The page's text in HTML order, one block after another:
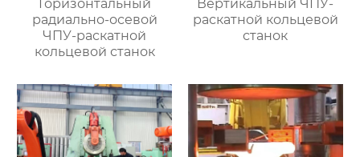
Горизонтальный
радиально-осевой
ЧПУ-раскатной
кольцевой станок
Вертикальный ЧПУ-
раскатной кольцевой
станок